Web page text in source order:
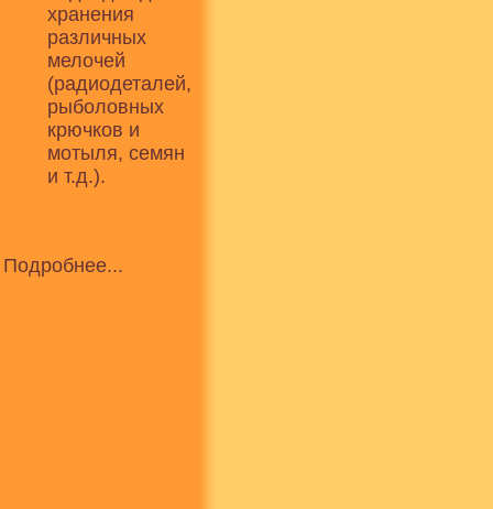
хранения
различных
мелочей
(радиодеталей,
рыболовных
крючков и
мотыля, семян
и т.д.).
Подробнее...